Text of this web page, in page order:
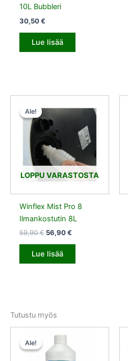
10L Bubbleri
30,50€
Lue lisää
Ale!
LOPPU VARASTOSTA
Ale!
Winflex Mist Pro 8
Ilmankostutin 8L
59,90€
hinta
59,90 €.
56,90€
hinta
56,90 €.
Lue lisää
Tutustu myös
Ale!
Ale!
hinta
oli:
14,50 €.
on: